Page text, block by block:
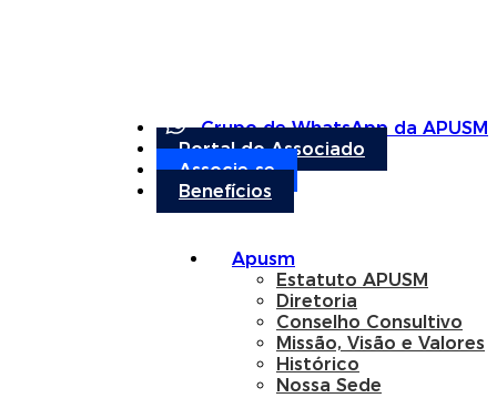
Grupo de WhatsApp da APUSM
Portal do Associado
Associe-se
Benefícios
Apusm
Estatuto APUSM
Diretoria
Conselho Consultivo
Missão, Visão e Valores
Histórico
Nossa Sede